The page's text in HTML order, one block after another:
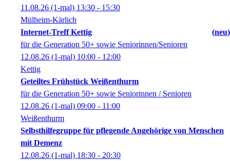
11.08.26 (1-mal) 13:30 - 15:30
Mülheim-Kärlich
Internet-Treff Kettig
neu
für die Generation 50+ sowie Seniorinnen/Senioren
12.08.26 (1-mal) 10:00 - 12:00
Kettig
Geteiltes Frühstück Weißenthurm
für die Generation 50+ sowie Seniorinnen / Senioren
12.08.26 (1-mal) 09:00 - 11:00
Weißenthurm
Selbsthilfegruppe für pflegende Angehörige von Menschen
mit Demenz
12.08.26 (1-mal) 18:30 - 20:30